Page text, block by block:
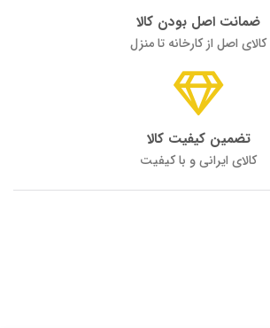
ضمانت اصل بودن کالا
کالای اصل از کارخانه تا منزل
تضمین کیفیت کالا
کالای ایرانی و با کیفیت